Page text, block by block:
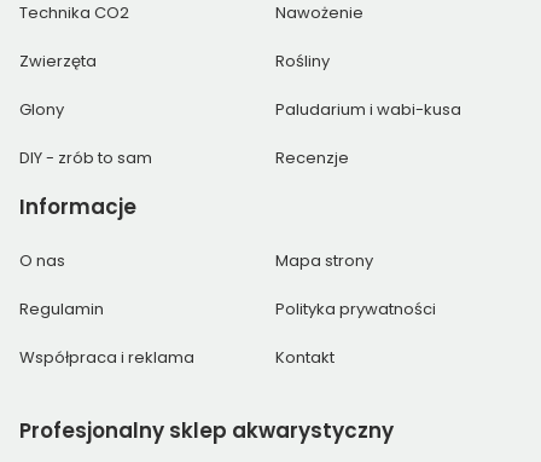
Technika CO2 Nawożenie
Zwierzęta Rośliny
Glony Paludarium i wabi-kusa
DIY - zrób to sam Recenzje
Informacje
O nas Mapa strony
Regulamin Polityka prywatności
Współpraca i reklama Kontakt
Profesjonalny sklep akwarystyczny